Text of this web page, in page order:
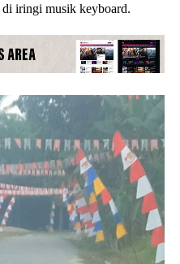
di iringi musik keyboard.